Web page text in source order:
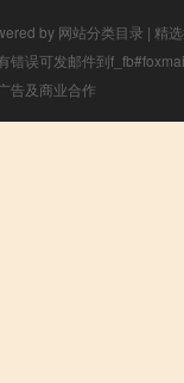
by 网站分类目录 | 精
错误可发邮件到
告及商业合作